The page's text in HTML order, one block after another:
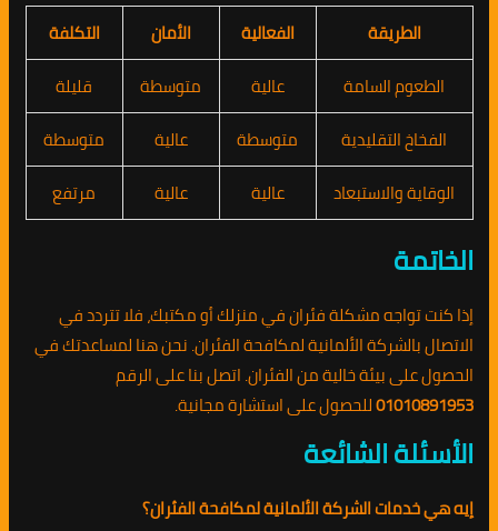
الطريقة الفعالية الأمان
التكلفة
الطعوم السامة
عالية متوسطة
قليلة
الفخاخ التقليدية
متوسطة عالية
متوسطة
الوقاية والاستبعاد
عالية عالية مرتفع
الخاتمة
إذا كنت تواجه مشكلة فئران في منزلك أو مكتبك، فلا تتردد في
الاتصال بالشركة الألمانية لمكافحة الفئران. نحن هنا لمساعدتك في
الحصول على بيئة خالية من الفئران. اتصل بنا على الرقم
01010891953للحصول على استشارة مجانية.
الأسئلة الشائعة
إيه هي خدمات الشركة الألمانية لمكافحة الفئران؟